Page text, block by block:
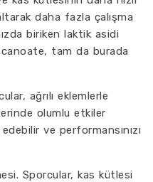
daha fazla çalışma
biriken laktik asidi
tam da burada
ağrılı eklemlerle
olumlu etkiler
ve performansınızı
Sporcular, kas kütlesi